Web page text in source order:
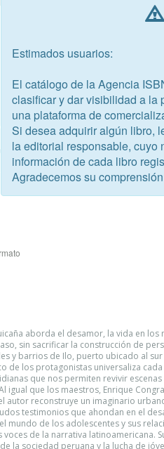
aborda el desamor, la vida en los
sin sacrificar la construcción de
y barrios de Ilo, puerto ubicado al sur
de los protagonistas universaliza
que nos permiten revivir
igual que los maestros, Enrique
autor reconstruye un imaginario
testimonios que ahondan en el
mundo de los adolescentes y sus
voces de la narrativa latinoamericana.
la sociedad peruana y la lucha de
Estimados usuarios:
El catálogo de la Agencia
clasificar y dar visibilidad a la
una plataforma de
Si desea adquirir algún libro,
la editorial responsable, cuyo
información de cada libro
Agradecemos su